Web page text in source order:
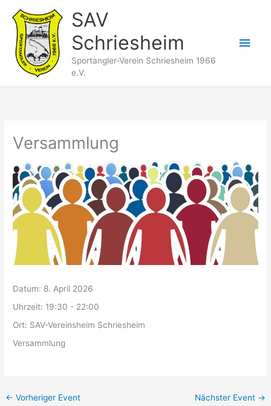
Inhalt
springen
SAV
Schriesheim
Sportangler-Verein Schriesheim 1966
e.V.
Versammlung
Datum: 8. April 2026
Uhrzeit: 19:30 - 22:00
Ort: SAV-Vereinsheim Schriesheim
Versammlung
← Vorheriger Event Nächster Event →